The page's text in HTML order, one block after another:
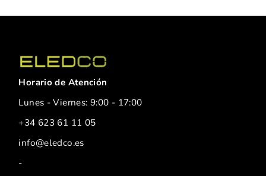
Horario de Atención
Lunes - Viernes: 9:00 - 17:00
+34 623 61 11 05
info@eledco.es
-